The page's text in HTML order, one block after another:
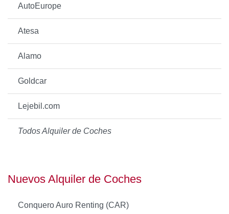
AutoEurope
Atesa
Alamo
Goldcar
Lejebil.com
Todos Alquiler de Coches
Nuevos Alquiler de Coches
Conquero Auro Renting (CAR)